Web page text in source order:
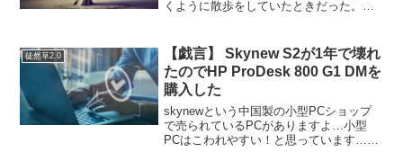
くように散歩をしていたときだった。人
濃紺のポロシャツを着た大柄な男に声を
かけられた。「あ、わかり...
徒然草2.0
【戯言】 Skynew S2が1年で壊れ
たのでHP ProDesk 800 G1 DMを
購入した
skynewという中国製の小型PCショップ
で売られているPCがありますよ…小型
PCはこわれやすい！と思っています…と